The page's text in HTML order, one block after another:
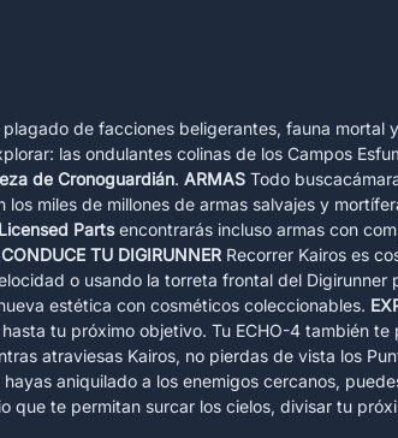
de facciones beligerantes, fauna
las ondulantes colinas de los Campos
de Cronoguardián. ARMAS Todo
los miles de millones de armas salvajes y
Partsencontrarás incluso armas con
CONDUCE TU DIGIRUNNER Recorrer Kairos es
o usando la torreta frontal del Digirunner
estética con cosméticos coleccionables.
tu próximo objetivo. Tu ECHO-4 también
atraviesas Kairos, no pierdas de vista los
aniquilado a los enemigos cercanos,
que te permitan surcar los cielos, divisar tu